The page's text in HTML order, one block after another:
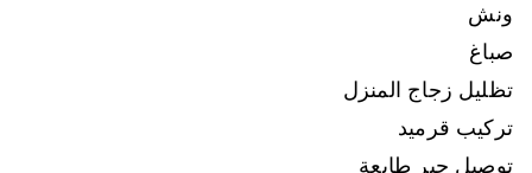
ونش
صباغ
تظليل زجاج المنزل
تركيب قرميد
توصيل حبر طابعة